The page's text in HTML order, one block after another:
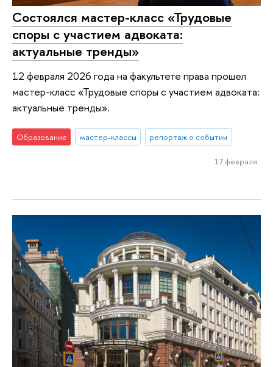
Состоялся мастер-класс «Трудовые
споры с участием адвоката:
актуальные тренды»
12 февраля 2026 года на факультете права прошел
мастер-класс «Трудовые споры с участием адвоката:
актуальные тренды».
Образование мастер-классы репортаж о событии
17 февраля